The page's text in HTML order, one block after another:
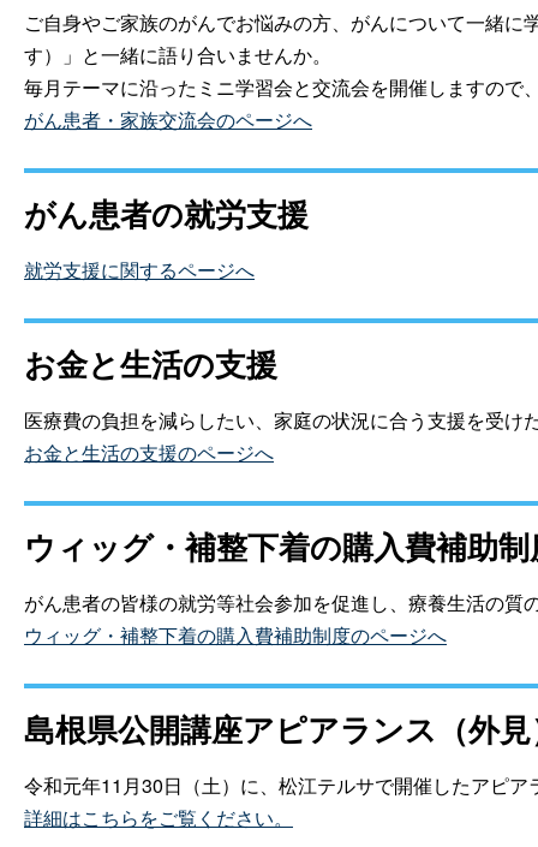
ご自身やご家族のがんでお悩みの方、がんについて一緒
す）」と一緒に語り合いませんか。
毎月テーマに沿ったミニ学習会と交流会を開催しますの
がん患者・家族交流会のページへ
がん患者の就労支援
就労支援に関するページへ
お金と生活の支援
医療費の負担を減らしたい、家庭の状況に合う支援を受け
お金と生活の支援のページへ
ウィッグ・補整下着の購入費補助制
がん患者の皆様の就労等社会参加を促進し、療養生活の
ウィッグ・補整下着の購入費補助制度のページへ
島根県公開講座アピアランス（外
令和元年11月30日（土）に、松江テルサで開催したアピ
詳細はこちらをご覧ください。